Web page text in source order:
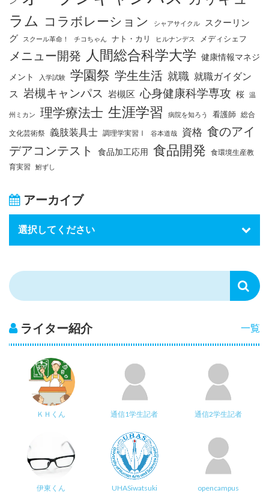
ラム コラボレーション シャアサイクル
スクーリン
グ
スクール革命！ チコちゃん ナト・カリ ヒルナンデス メディシェフ
メニュー開発 人間総合科学大学 健康情報マネジ
メント
入学試験 学園祭 学生生活 就職 就職ガイダン
ス 岩槻キャンパス 岩槻区 心身健康科学専攻 桜 温
州ミカン 理学療法士 生涯学習 病院を知ろう 看護師 総合
文化芸術祭 義肢装具士 調理学実習Ⅰ 谷本道哉 資格 食のアイ
デアコンテスト
食品加工応用 食品開発 食環境生産教
育実習
鮒ずし
アーカイブ
一覧
ライター紹介
ＫＨくん 通信1学生記者 通信2学生記者
伊東くん UHASiwatsuki
opencampus